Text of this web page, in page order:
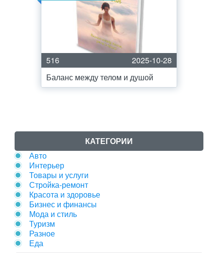
516
2025-10-28
Баланс между телом и душой
КАТЕГОРИИ
Авто
Интерьер
Товары и услуги
Стройка-ремонт
Красота и здоровье
Бизнес и финансы
Мода и стиль
Туризм
Разное
Еда